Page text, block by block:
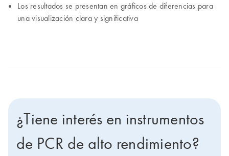
Los resultados se presentan en gráficos de diferencias para
una visualización clara y significativa
¿Tiene interés en instrumentos
de PCR de alto rendimiento?